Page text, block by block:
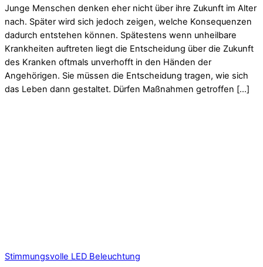
Junge Menschen denken eher nicht über ihre Zukunft im Alter
nach. Später wird sich jedoch zeigen, welche Konsequenzen
dadurch entstehen können. Spätestens wenn unheilbare
Krankheiten auftreten liegt die Entscheidung über die Zukunft
des Kranken oftmals unverhofft in den Händen der
Angehörigen. Sie müssen die Entscheidung tragen, wie sich
das Leben dann gestaltet. Dürfen Maßnahmen getroffen […]
Stimmungsvolle LED Beleuchtung